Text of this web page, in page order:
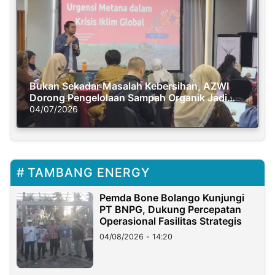
Bukan Sekadar Masalah Kebersihan, AZWI
Dorong Pengelolaan Sampah Organik Jadi
Solusi Krisis Iklim
04/07/2026
TAMBANG ENERGY
Pemda Bone Bolango Kunjungi
PT BNPG, Dukung Percepatan
Operasional Fasilitas Strategis
04/08/2026 - 14:20